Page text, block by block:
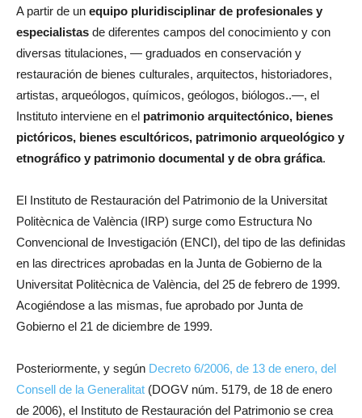
A partir de un equipo pluridisciplinar de profesionales y
especialistas de diferentes campos del conocimiento y con
diversas titulaciones, — graduados en conservación y
restauración de bienes culturales, arquitectos, historiadores,
artistas, arqueólogos, químicos, geólogos, biólogos..—, el
Instituto interviene en el patrimonio arquitectónico, bienes
pictóricos, bienes escultóricos, patrimonio arqueológico y
etnográfico y patrimonio documental y de obra gráfica.
El Instituto de Restauración del Patrimonio de la Universitat
Politècnica de València (IRP) surge como Estructura No
Convencional de Investigación (ENCI), del tipo de las definidas
en las directrices aprobadas en la Junta de Gobierno de la
Universitat Politècnica de València, del 25 de febrero de 1999.
Acogiéndose a las mismas, fue aprobado por Junta de
Gobierno el 21 de diciembre de 1999.
Posteriormente, y según Decreto 6/2006, de 13 de enero, del
Consell de la Generalitat (DOGV núm. 5179, de 18 de enero
de 2006), el Instituto de Restauración del Patrimonio se crea